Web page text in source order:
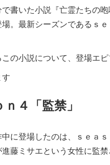
書いた小説『亡霊たちの
。最新シーズンであるｓ
の小説について、登場エピ
４「監禁」
に登場したのは、ｓｅａ
藤ミサエという女性に監